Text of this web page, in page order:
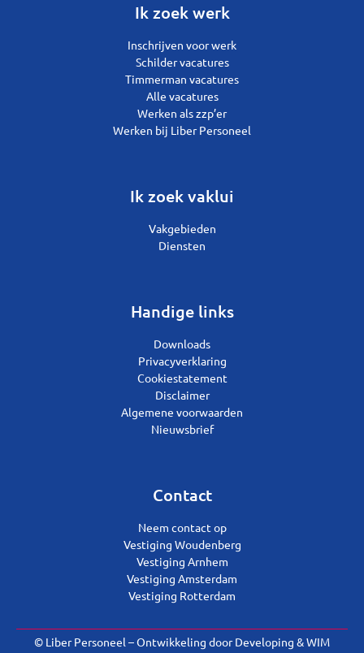
Ik zoek werk
Inschrijven voor werk
Schilder vacatures
Timmerman vacatures
Alle vacatures
Werken als zzp’er
Werken bij Liber Personeel
Ik zoek vaklui
Vakgebieden
Diensten
Handige links
Downloads
Privacyverklaring
Cookiestatement
Disclaimer
Algemene voorwaarden
Nieuwsbrief
Contact
Neem contact op
Vestiging Woudenberg
Vestiging Arnhem
Vestiging Amsterdam
Vestiging Rotterdam
© Liber Personeel – Ontwikkeling doorDeveloping &WIM